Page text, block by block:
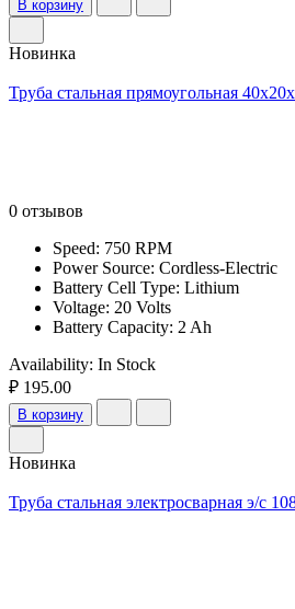
В корзину
Новинка
Труба стальная прямоугольная
0 отзывов
Speed: 750 RPM
Power Source: Cordless-Electric
Battery Cell Type: Lithium
Voltage: 20 Volts
Battery Capacity: 2 Ah
Availability: In Stock
₽ 195.00
В корзину
Новинка
Труба стальная электросварная э/с